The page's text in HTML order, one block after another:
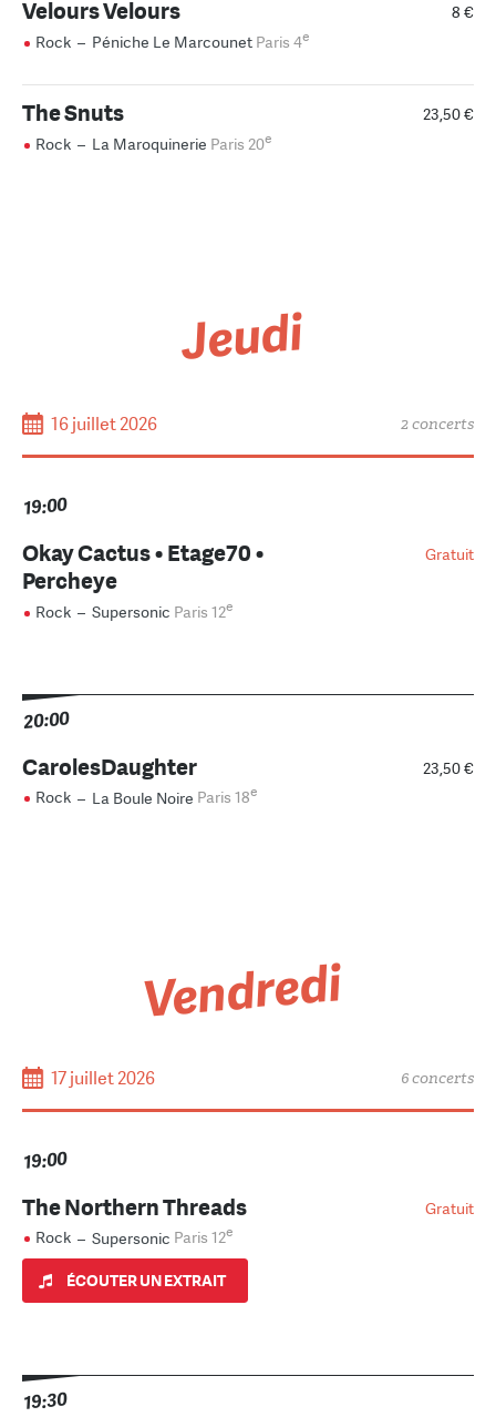
8 €
Velours Velours
Rock – Péniche Le Marcounet Paris 4e
23,50 €
The Snuts
Rock – La Maroquinerie Paris 20e
Jeudi
16 juillet 2026 2 concerts
19:00
Gratuit
Okay Cactus • Etage70 •
Percheye
Rock – Supersonic Paris 12e
20:00
23,50 €
CarolesDaughter
Rock – La Boule Noire Paris 18e
Vendredi
17 juillet 2026 6 concerts
19:00
Gratuit
The Northern Threads
Rock – Supersonic Paris 12e
ÉCOUTER UN EXTRAIT
19:30